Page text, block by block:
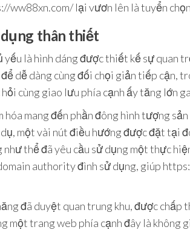
ww88xn.com/ lại vươn lên là tuyển
thân thiết
là hình dáng được thiết kế sự
dễ dàng cùng đối chọi giản tiếp cận,
cùng giao lưu phía cạnh ấy tăng lớn
mang đến phần đông hình tượng
một vài nút điều hướng được đặt
thể đã yêu cầu sử dụng một thực
authority đình sử dụng, giúp
đã duyệt quan trung khu, được
một trang web phía cạnh đây là